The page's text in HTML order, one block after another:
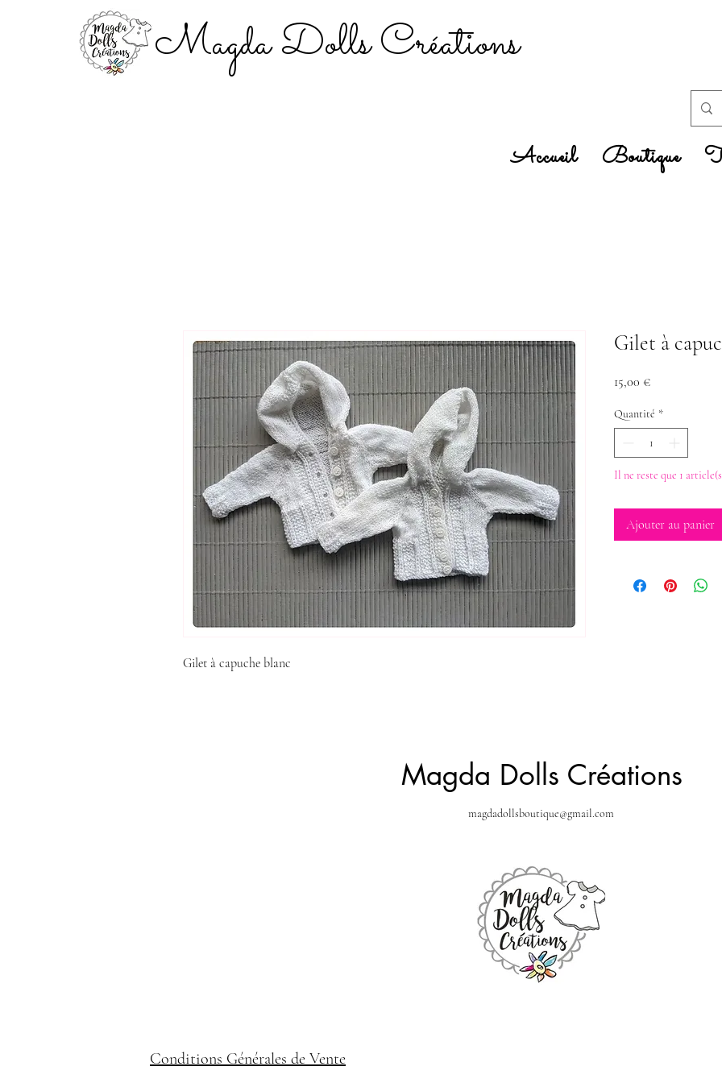
Magda Dolls Créations
Accueil Boutique
Gilet à capuche blanc
Gilet à
15,00 €Prix
Quantité *
Il ne reste que 1
Ajouter au panier
Magda Dolls Créations
magdadollsboutique@gmail.com
Conditions Générales de Vente